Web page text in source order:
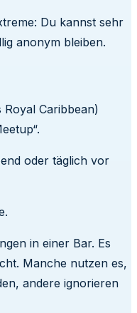
Du kannst sehr
anonym bleiben.
Royal Caribbean)
oder täglich vor
in einer Bar. Es
Manche nutzen es,
andere ignorieren